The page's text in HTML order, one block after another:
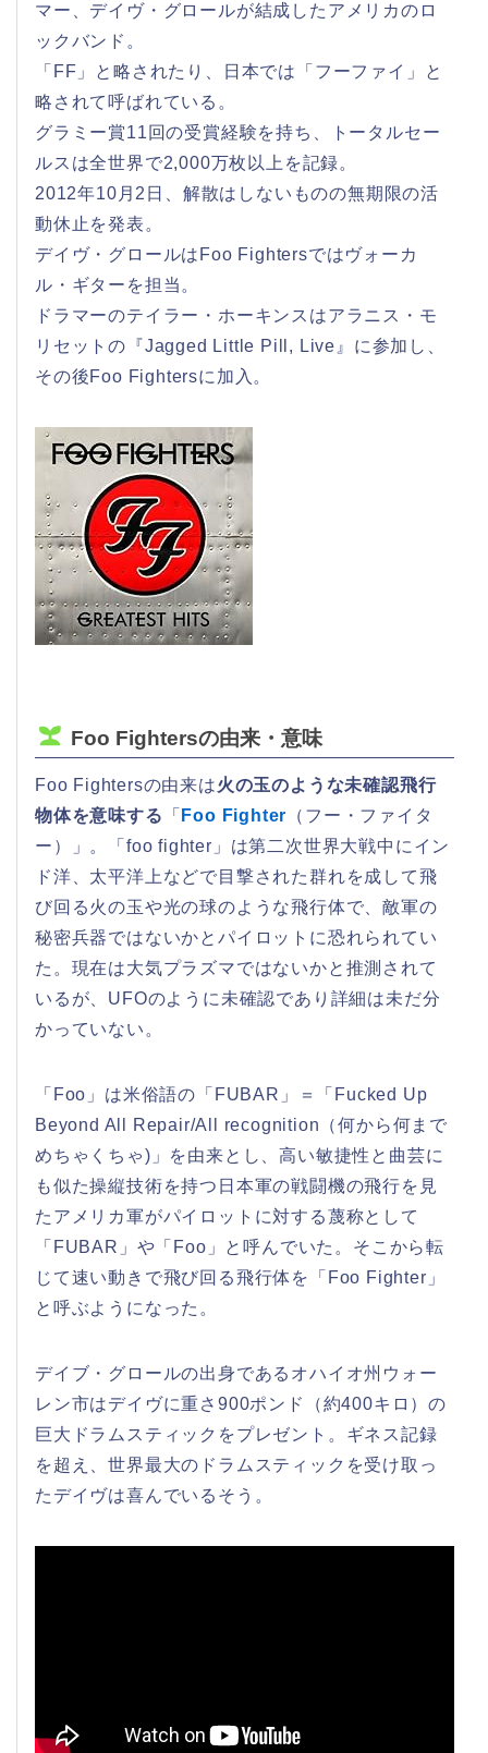
マー、デイヴ・グロールが結成したアメリカのロ
ックバンド。
「FF」と略されたり、日本では「フーファイ」と
略されて呼ばれている。
グラミー賞11回の受賞経験を持ち、トータルセー
ルスは全世界で2,000万枚以上を記録。
2012年10月2日、解散はしないものの無期限の活
動休止を発表。
デイヴ・グロールはFoo Fightersではヴォーカ
ル・ギターを担当。
ドラマーのテイラー・ホーキンスはアラニス・モ
リセットの『Jagged Little Pill, Live』に参加し、
その後Foo Fightersに加入。
Foo Fightersの由来・意味
Foo Fightersの由来は火の玉のような未確認飛行
物体を意味する 「 Foo Fighter （フー・ファイタ
ー）」。「foo fighter」は第二次世界大戦中にイン
ド洋、太平洋上などで目撃された群れを成して飛
び回る火の玉や光の球のような飛行体で、敵軍の
秘密兵器ではないかとパイロットに恐れられてい
た。現在は大気プラズマではないかと推測されて
いるが、UFOのように未確認であり詳細は未だ分
かっていない。
「Foo」は米俗語の「FUBAR」＝「Fucked Up
Beyond All Repair/All recognition（何から何まで
めちゃくちゃ)」を由来とし、高い敏捷性と曲芸に
も似た操縦技術を持つ日本軍の戦闘機の飛行を見
たアメリカ軍がパイロットに対する蔑称として
「FUBAR」や「Foo」と呼んでいた。そこから転
じて速い動きで飛び回る飛行体を「Foo Fighter」
と呼ぶようになった。
デイブ・グロールの出身であるオハイオ州ウォー
レン市はデイヴに重さ900ポンド（約400キロ）の
巨大ドラムスティックをプレゼント。ギネス記録
を超え、世界最大のドラムスティックを受け取っ
たデイヴは喜んでいるそう。